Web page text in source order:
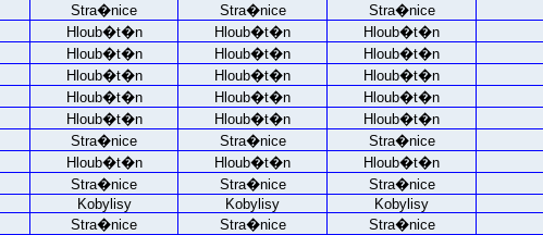
Stra�nice Stra�nice Stra�nice
Hloub�t�n Hloub�t�n Hloub�t�n
Hloub�t�n Hloub�t�n Hloub�t�n
Hloub�t�n Hloub�t�n Hloub�t�n
Hloub�t�n Hloub�t�n Hloub�t�n
Hloub�t�n Hloub�t�n Hloub�t�n
Stra�nice Stra�nice Stra�nice
Hloub�t�n Hloub�t�n Hloub�t�n
Stra�nice Stra�nice Stra�nice
Kobylisy Kobylisy Kobylisy
Stra�nice Stra�nice Stra�nice